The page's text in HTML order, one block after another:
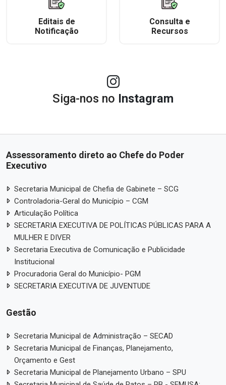
Editais de
Notificação
Consulta e
Recursos
Siga-nos no Instagram
Assessoramento direto ao Chefe do Poder
Executivo
Secretaria Municipal de Chefia de Gabinete – SCG
Controladoria-Geral do Município – CGM
Articulação Política
SECRETARIA EXECUTIVA DE POLÍTICAS PÚBLICAS PARA A
MULHER E DIVER
Secretaria Executiva de Comunicação e Publicidade
Institucional
Procuradoria Geral do Município- PGM
SECRETARIA EXECUTIVA DE JUVENTUDE
Gestão
Secretaria Municipal de Administração – SECAD
Secretaria Municipal de Finanças, Planejamento,
Orçamento e Gest
Secretaria Municipal de Planejamento Urbano – SPU